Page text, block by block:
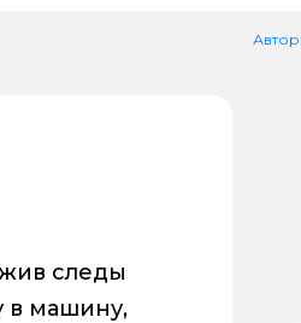
следы
в машину,